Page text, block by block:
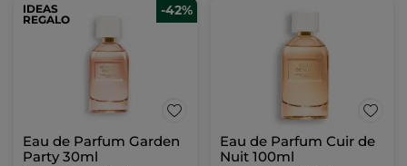
IDEAS
REGALO
-42%
Eau de Parfum Garden
Party 30ml
Eau de Parfum Cuir de
Nuit 100ml